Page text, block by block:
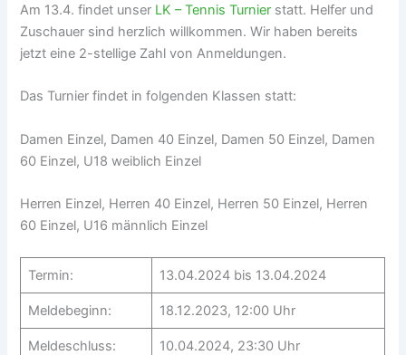
Am 13.4. findet unser LK – Tennis Turnier statt. Helfer und
Zuschauer sind herzlich willkommen. Wir haben bereits
jetzt eine 2-stellige Zahl von Anmeldungen.
Das Turnier findet in folgenden Klassen statt:
Damen Einzel, Damen 40 Einzel, Damen 50 Einzel, Damen
60 Einzel, U18 weiblich Einzel
Herren Einzel, Herren 40 Einzel, Herren 50 Einzel, Herren
60 Einzel, U16 männlich Einzel
Termin: 13.04.2024 bis 13.04.2024
Meldebeginn: 18.12.2023, 12:00 Uhr
Meldeschluss: 10.04.2024, 23:30 Uhr